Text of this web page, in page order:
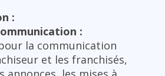
:
:
la communication
et les franchisés,